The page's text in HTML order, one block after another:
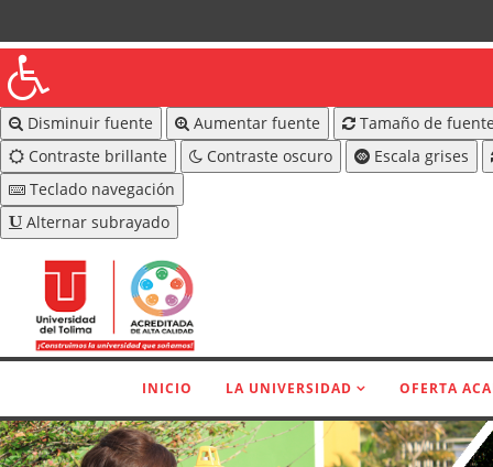
Disminuir fuente Aumentar fuente
Tamaño de
Contraste brillante
Contraste oscuro Escala grises
Teclado navegación
Alternar subrayado
INICIO LA UNIVERSIDAD OFERTA